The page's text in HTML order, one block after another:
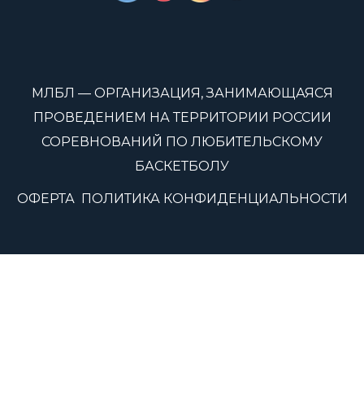
МЛБЛ — ОРГАНИЗАЦИЯ, ЗАНИМАЮЩАЯСЯ
ПРОВЕДЕНИЕМ НА ТЕРРИТОРИИ РОССИИ
СОРЕВНОВАНИЙ ПО ЛЮБИТЕЛЬСКОМУ
БАСКЕТБОЛУ
ОФЕРТА ПОЛИТИКА КОНФИДЕНЦИАЛЬНОСТИ